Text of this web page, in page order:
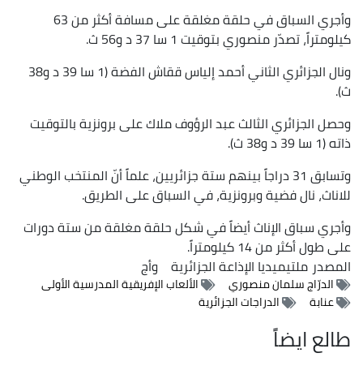
وأجري السباق في حلقة مغلقة على مسافة أكثر من 63
كيلومتراً، تصدّر منصوري بتوقيت 1 سا 37 د و56 ث.
ونال الجزائري الثاني أحمد إلياس ققاش الفضة (1 سا 39 د و38
ث).
وحصل الجزائري الثالث عبد الرؤوف ملاك على برونزية بالتوقيت
ذاته (1 سا 39 د و38 ث).
وتسابق 31 دراجاً بينهم ستة جزائريين، علماً أنّ المنتخب الوطني
للاناث، نال فضية وبرونزية، في السباق على الطريق.
وأجري سباق الإناث أيضاً في شكل حلقة مغلقة من ستة دورات
على طول أكثر من 14 كيلومتراً.
المصدرملتيميديا الإذاعة الجزائرية وأج
الدرّاج سلمان منصوري
الألعاب الإفريقية المدرسية الأولى
عنابة
الدراجات الجزائرية
طالع ايضاً